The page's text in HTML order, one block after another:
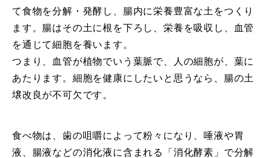
て食物を分解・発酵し、腸内に栄養豊富な土をつくり
ます。腸はその土に根を下ろし、栄養を吸収し、血管
を通じて細胞を養います。
つまり、血管が植物でいう葉脈で、人の細胞が、葉に
あたります。細胞を健康にしたいと思うなら、腸の土
壌改良が不可欠です。
食べ物は、歯の咀嚼によって粉々になり、唾液や胃
液、腸液などの消化液に含まれる「消化酵素」で分解